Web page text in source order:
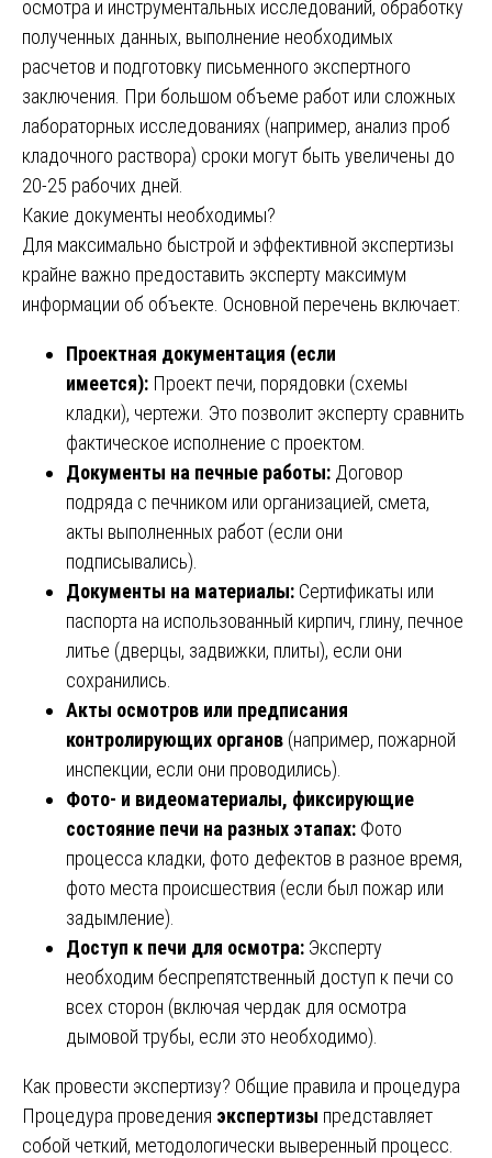
осмотра и инструментальных исследований, обработку
полученных данных, выполнение необходимых
расчетов и подготовку письменного экспертного
заключения. При большом объеме работ или сложных
лабораторных исследованиях (например, анализ проб
кладочного раствора) сроки могут быть увеличены до
20-25 рабочих дней.
Какие документы необходимы?
Для максимально быстрой и эффективной экспертизы
крайне важно предоставить эксперту максимум
информации об объекте. Основной перечень включает:
Проектная документация (если
имеется): Проект печи, порядовки (схемы
кладки), чертежи. Это позволит эксперту сравнить
фактическое исполнение с проектом.
Документы на печные работы: Договор
подряда с печником или организацией, смета,
акты выполненных работ (если они
подписывались).
Документы на материалы: Сертификаты или
паспорта на использованный кирпич, глину, печное
литье (дверцы, задвижки, плиты), если они
сохранились.
Акты осмотров или предписания
контролирующих органов (например, пожарной
инспекции, если они проводились).
Фото- и видеоматериалы, фиксирующие
состояние печи на разных этапах: Фото
процесса кладки, фото дефектов в разное время,
фото места происшествия (если был пожар или
задымление).
Доступ к печи для осмотра: Эксперту
необходим беспрепятственный доступ к печи со
всех сторон (включая чердак для осмотра
дымовой трубы, если это необходимо).
Как провести экспертизу? Общие правила и процедура
Процедура проведения экспертизы представляет
собой четкий, методологически выверенный процесс.